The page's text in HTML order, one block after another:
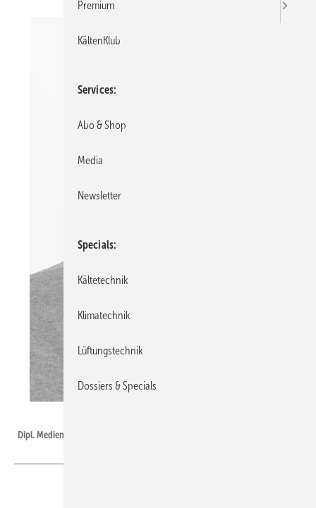
Dipl. Mediendesigner Giuliano Grandis
Premium
KältenKlub
Services
Abo & Shop
Media
Newsletter
Specials
Kältetechnik
Klimatechnik
Lüftungstechnik
Dossiers & Specials